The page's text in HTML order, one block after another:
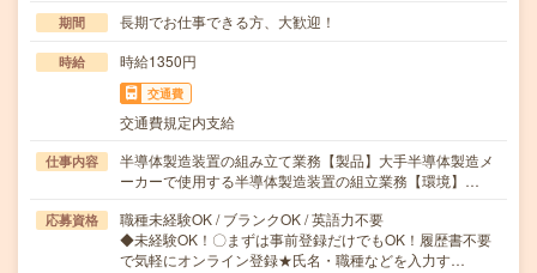
期間 長期でお仕事できる方、大歓迎！
時給 時給1350円
交通費
交通費規定内支給
仕事内容
半導体製造装置の組み立て業務【製品】大手半導体製造メ
ーカーで使用する半導体製造装置の組立業務【環境】…
応募資格
職種未経験OK / ブランクOK / 英語力不要
◆未経験OK！〇まずは事前登録だけでもOK！履歴書不要
で気軽にオンライン登録★氏名・職種などを入力す…